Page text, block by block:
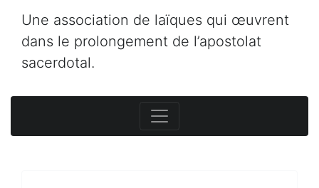
Une association de laïques qui œuvrent
dans le prolongement de l’apostolat
sacerdotal.